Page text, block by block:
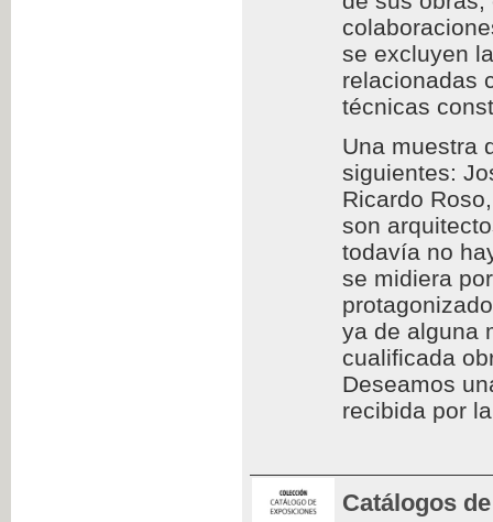
se excluyen
relacionadas
técnicas
Una muestra
siguientes:
Ricardo
son
todavía no
se midiera
ya de alguna
cualificada
Deseamos
recibida por
Catálogos